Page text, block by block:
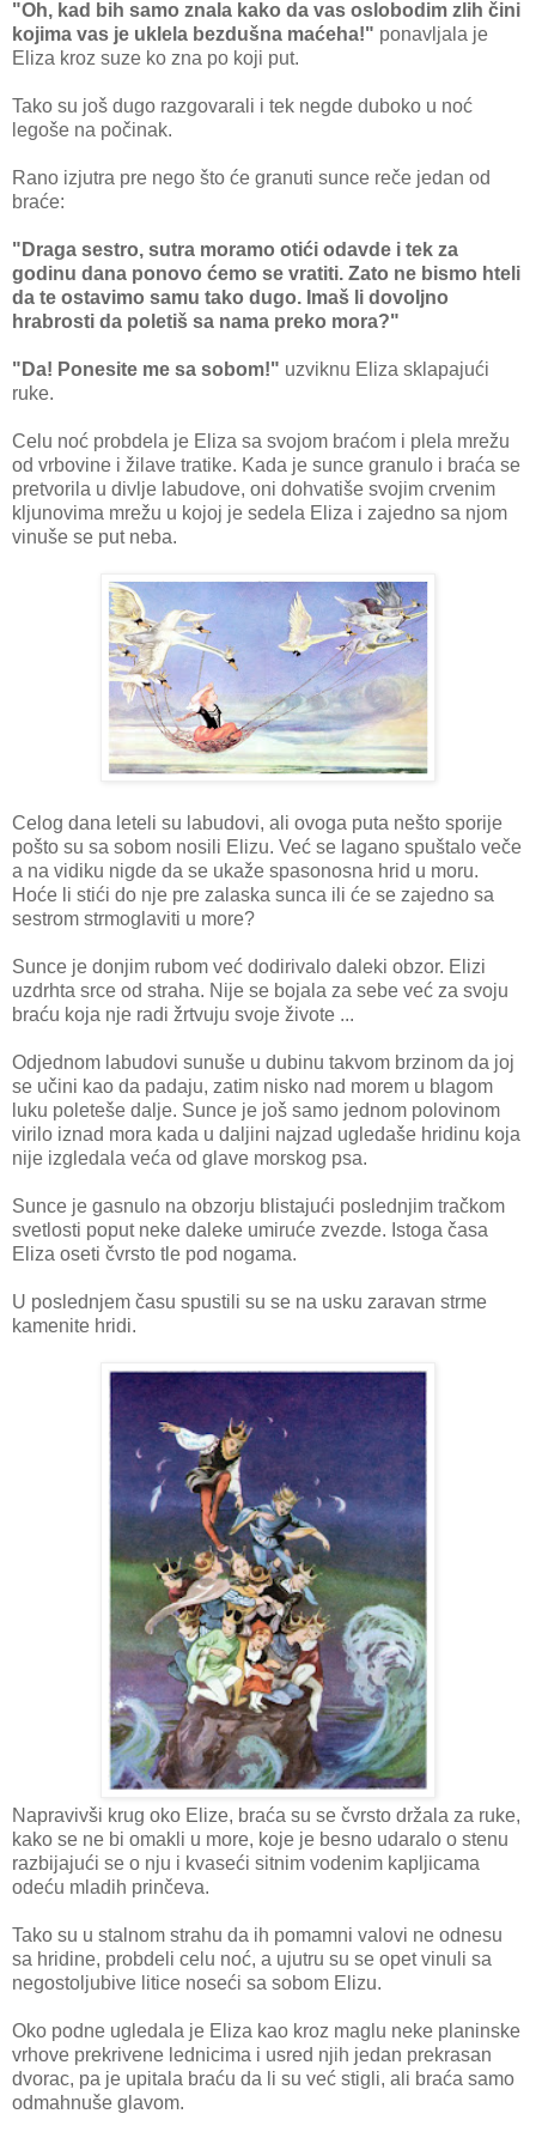
"Oh, kad bih samo znala kako da vas oslobodim zlih čini
kojima vas je uklela bezdušna maćeha!" ponavljala je
Eliza kroz suze ko zna po koji put.
Tako su još dugo razgovarali i tek negde duboko u noć
legoše na počinak.
Rano izjutra pre nego što će granuti sunce reče jedan od
braće:
"Draga sestro, sutra moramo otići odavde i tek za
godinu dana ponovo ćemo se vratiti. Zato ne bismo hteli
da te ostavimo samu tako dugo. Imaš li dovoljno
hrabrosti da poletiš sa nama preko mora?"
"Da! Ponesite me sa sobom!" uzviknu Eliza sklapajući
ruke.
Celu noć probdela je Eliza sa svojom braćom i plela mrežu
od vrbovine i žilave tratike. Kada je sunce granulo i braća se
pretvorila u divlje labudove, oni dohvatiše svojim crvenim
kljunovima mrežu u kojoj je sedela Eliza i zajedno sa njom
vinuše se put neba.
Celog dana leteli su labudovi, ali ovoga puta nešto sporije
pošto su sa sobom nosili Elizu. Već se lagano spuštalo veče
a na vidiku nigde da se ukaže spasonosna hrid u moru.
Hoće li stići do nje pre zalaska sunca ili će se zajedno sa
sestrom strmoglaviti u more?
Sunce je donjim rubom već dodirivalo daleki obzor. Elizi
uzdrhta srce od straha. Nije se bojala za sebe već za svoju
braću koja nje radi žrtvuju svoje živote ...
Odjednom labudovi sunuše u dubinu takvom brzinom da joj
se učini kao da padaju, zatim nisko nad morem u blagom
luku poleteše dalje. Sunce je još samo jednom polovinom
virilo iznad mora kada u daljini najzad ugledaše hridinu koja
nije izgledala veća od glave morskog psa.
Sunce je gasnulo na obzorju blistajući poslednjim tračkom
svetlosti poput neke daleke umiruće zvezde. Istoga časa
Eliza oseti čvrsto tle pod nogama.
U poslednjem času spustili su se na usku zaravan strme
kamenite hridi.
Napravivši krug oko Elize, braća su se čvrsto držala za ruke,
kako se ne bi omakli u more, koje je besno udaralo o stenu
razbijajući se o nju i kvaseći sitnim vodenim kapljicama
odeću mladih prinčeva.
Tako su u stalnom strahu da ih pomamni valovi ne odnesu
sa hridine, probdeli celu noć, a ujutru su se opet vinuli sa
negostoljubive litice noseći sa sobom Elizu.
Oko podne ugledala je Eliza kao kroz maglu neke planinske
vrhove prekrivene lednicima i usred njih jedan prekrasan
dvorac, pa je upitala braću da li su već stigli, ali braća samo
odmahnuše glavom.